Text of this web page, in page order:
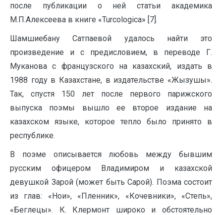
после публикации о ней статьи академика
М.П.Алексеева в книге «Turcologica» [7].
Шамшиебану Сатпаевой удалось найти это
произведение и с предисловием, в переводе Г.
Муканова с французского на казахский, издать в
1988 году в Казахстане, в издательстве «Жызушы».
Так, спустя 150 лет после первого парижского
выпуска поэмы вышло ее второе издание на
казахском языке, которое тепло было принято в
республике.
В поэме описывается любовь между бывшим
русским офицером Владимиром и казахской
девушкой Зарой (может быть Сарой). Поэма состоит
из глав: «Нои», «Пленник», «Кочевники», «Степь»,
«Беглецы». К. Клермонт широко и обстоятельно